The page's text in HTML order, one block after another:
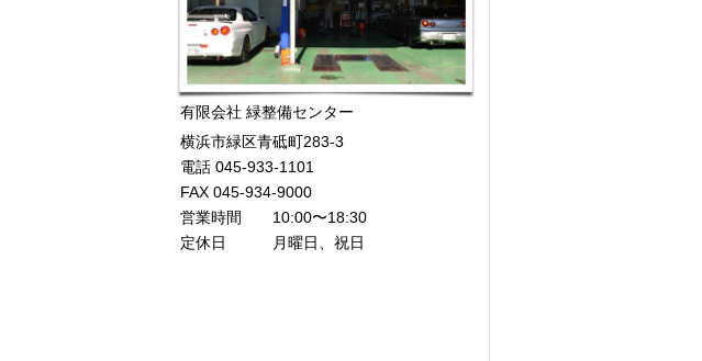
有限会社 緑整備センター
横浜市緑区青砥町283-3
電話 045-933-1101
FAX 045-934-9000
営業時間 10:00〜18:30
定休日 月曜日、祝日